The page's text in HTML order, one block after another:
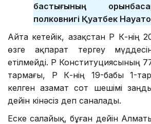
бастығының
полковнигі Қуатбек
Айта кетейік, Қазақстан ҚР ҚК-нің
өзге ақпарат тергеу
етілмейді. ҚР Конституциясының
тармағы, ҚР ҚК-нің 19-бабы 1-
келген азамат сот шешімі
дейін кінәсіз деп саналады.
Еске салайық, бұған дейін